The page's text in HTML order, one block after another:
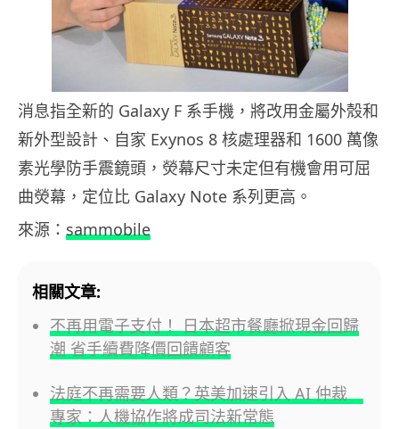
消息指全新的 Galaxy F 系手機，將改用金屬外殼和
新外型設計、自家 Exynos 8 核處理器和 1600 萬像
素光學防手震鏡頭，熒幕尺寸未定但有機會用可屈
曲熒幕，定位比 Galaxy Note 系列更高。
來源： sammobile
相關文章:
不再用電子支付！ 日本超市餐廳掀現金回歸
潮 省手續費降價回饋顧客
法庭不再需要人類？英美加速引入 AI 仲裁
專家：人機協作將成司法新常態